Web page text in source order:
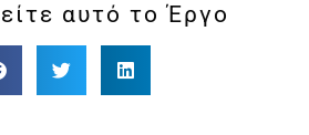
αυτό το Έργο